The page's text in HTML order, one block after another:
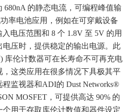
的静态电流，可编程峰值输
率电池应用，例如在可穿戴设备
电压范围和 8 个 1.8V 至 5V 的用
压时，提供稳定的输出电源。此
库伦计数器可在长寿命不可再充电
这类应用在很多情况下具极其平
监视器和ADI的 Dust Networks®
MOSFET，可提供高达 90% 的
用于存取库伦计数值和器件设定